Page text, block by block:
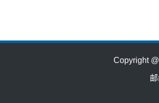
Copyright